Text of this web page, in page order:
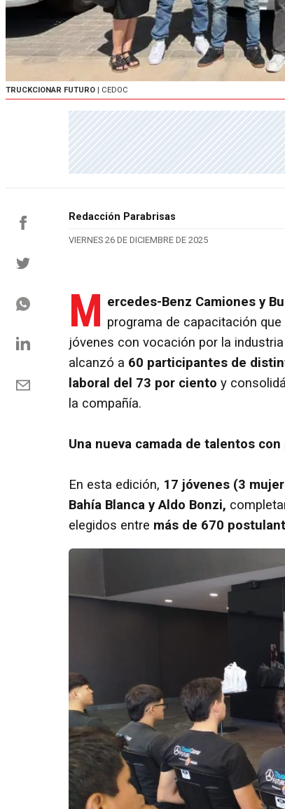
TRUCKCIONAR FUTURO | CEDOC
Redacción Parabrisas
VIERNES 26 DE DICIEMBRE DE 2025
M ercedes-Benz Camiones y
programa de capacitación
jóvenes con vocación por la
alcanzó a 60 participantes de
laboral del 73 por ciento y
la compañía.
Una nueva camada de talentos
En esta edición, 17 jóvenes (3
Bahía Blanca y Aldo Bonzi,
elegidos entre más de 670